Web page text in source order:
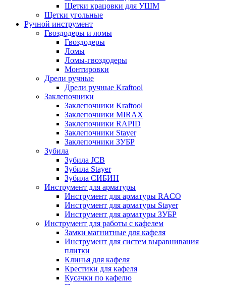
Щетки крацовки для УШМ
Щетки угольные
Ручной инструмент
Гвоздодеры и ломы
Гвоздодеры
Ломы
Ломы-гвоздодеры
Монтировки
Дрели ручные
Дрели ручные Kraftool
Заклепочники
Заклепочники Kraftool
Заклепочники MIRAX
Заклепочники RAPID
Заклепочники Stayer
Заклепочники ЗУБР
Зубила
Зубила JCB
Зубила Stayer
Зубила СИБИН
Инструмент для арматуры
Инструмент для арматуры RACO
Инструмент для арматуры Stayer
Инструмент для арматуры ЗУБР
Инструмент для работы с кафелем
Замки магнитные для кафеля
Инструмент для систем выравнивания
плитки
Клинья для кафеля
Крестики для кафеля
Кусачки по кафелю